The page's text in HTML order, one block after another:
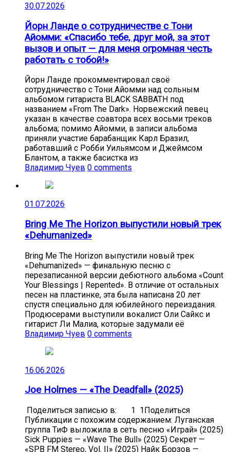
30.07.2026
Йорн Ланде о сотрудничестве с Тони
Айомми: «Спасибо тебе, друг мой, за этот
вызов и опыт — для меня огромная честь
работать с тобой!»
Йорн Ланде прокомментировал своё
сотрудничество с Тони Айомми над сольным
альбомом гитариста BLACK SABBATH под
названием «From The Dark». Норвежский певец
указан в качестве соавтора всех восьми треков
альбома; помимо Айомми, в записи альбома
приняли участие барабанщик Карл Бразил,
работавший с Робби Уильямсом и Джеймсом
Блантом, а также басистка из
Владимир Чуев 0 comments
01.07.2026
Bring Me The Horizon выпустили новый трек
«Dehumanized»
Bring Me The Horizon выпустили новый трек
«Dehumanized» — финальную песню с
перезаписанной версии дебютного альбома «Count
Your Blessings | Repented». В отличие от остальных
песен на пластинке, эта была написана 20 лет
спустя специально для юбилейного переиздания.
Продюсерами выступили вокалист Оли Сайкс и
гитарист Ли Малиа, которые задумали её
Владимир Чуев 0 comments
16.06.2026
Joe Holmes — «The Deadfall» (2025)
Поделиться записью в: 1 1Поделиться
Публикации с похожим содержанием: Луганская
группа ТиФ выложила в сеть песню «Играй» (2025)
Sick Puppies — «Wave The Bull» (2025) Секрет —
«SPB FM Stereo, Vol. II» (2025) Найк Борзов —